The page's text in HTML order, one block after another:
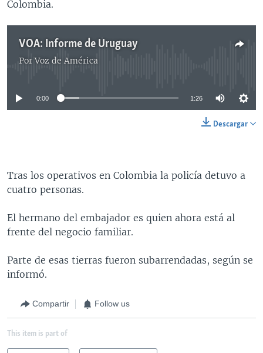
Colombia.
VOA: Informe de Uruguay
PorVoz de América
No media source currently available
0:00 1:26
Descargar
Tras los operativos en Colombia la policía detuvo a
cuatro personas.
El hermano del embajador es quien ahora está al
frente del negocio familiar.
Parte de esas tierras fueron subarrendadas, según se
informó.
Compartir Follow us
This item is part of